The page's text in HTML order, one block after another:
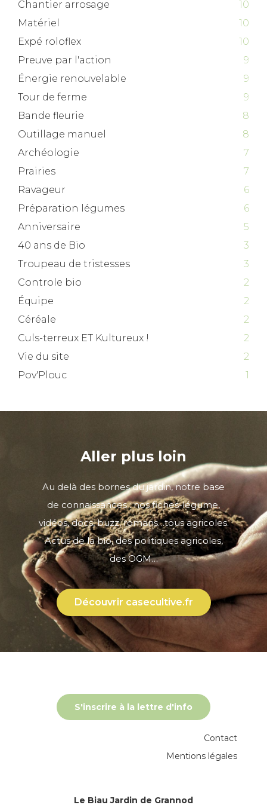
Chantier arrosage
10
Matériel
10
Expé roloflex
10
Preuve par l'action
9
Énergie renouvelable
9
Tour de ferme
9
Bande fleurie
8
Outillage manuel
8
Archéologie
7
Prairies
7
Ravageur
6
Préparation légumes
6
Anniversaire
5
40 ans de Bio
3
Troupeau de tristesses
3
Controle bio
2
Équipe
2
Céréale
2
Culs-terreux ET Kultureux !
2
Vie du site
2
Pov'Plouc
1
Aller plus loin
Au delà des bornes du jardin, notre base
de connaissances : nos fiches-légume,
vidéos, docs, buzz, romans…tous agricoles.
Actus de la bio, des politiques agricoles,
des OGM…
Découvrir casecultive.fr
Le Biau Jardin de Grannod
S'inscrire à la lettre d'info
Contact
Mentions légales